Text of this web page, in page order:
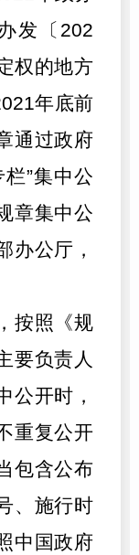
发〔202
权的地方
年底前
通过政府
”集中公
章集中公
办公厅，
按照《规
要负责人
公开时，
重复公开
包含公布
、施行时
中国政府